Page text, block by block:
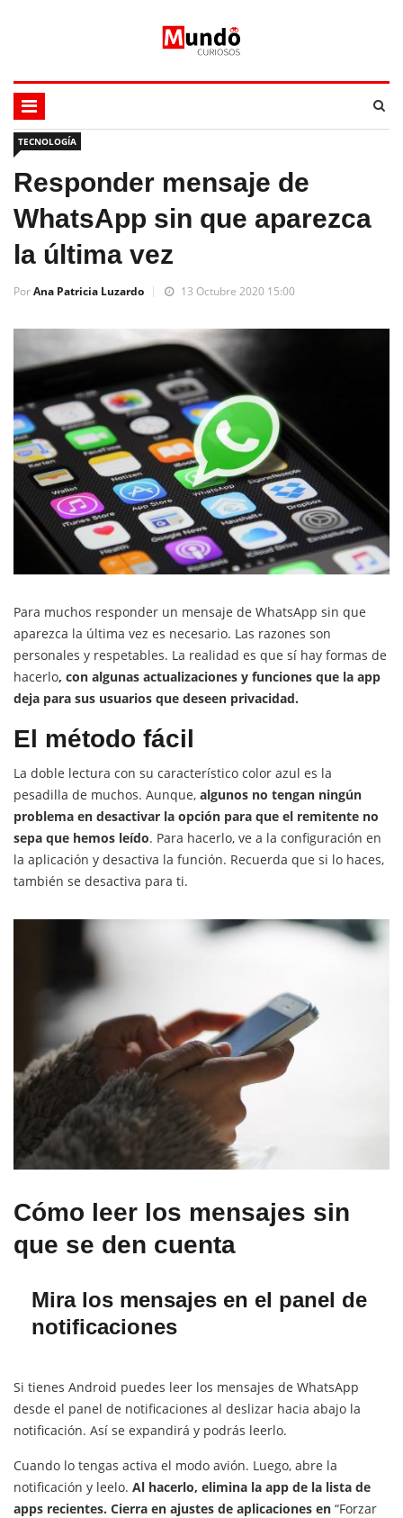
TECNOLOGÍA
Responder mensaje de
WhatsApp sin que aparezca
la última vez
PorAna Patricia Luzardo 13 Octubre 2020 15:00
Para muchos responder un mensaje de WhatsApp sin que
aparezca la última vez es necesario. Las razones son
personales y respetables. La realidad es que sí hay formas de
hacerlo, con algunas actualizaciones y funciones que la app
deja para sus usuarios que deseen privacidad.
El método fácil
La doble lectura con su característico color azul es la
pesadilla de muchos. Aunque, algunos no tengan ningún
problema en desactivar la opción para que el remitente no
sepa que hemos leído. Para hacerlo, ve a la configuración en
la aplicación y desactiva la función. Recuerda que si lo haces,
también se desactiva para ti.
Cómo leer los mensajes sin
que se den cuenta
Mira los mensajes en el panel de
notificaciones
Si tienes Android puedes leer los mensajes de WhatsApp
desde el panel de notificaciones al deslizar hacia abajo la
notificación. Así se expandirá y podrás leerlo.
Cuando lo tengas activa el modo avión. Luego, abre la
notificación y leelo. Al hacerlo, elimina la app de la lista de
apps recientes. Cierra en ajustes de aplicaciones en “Forzar